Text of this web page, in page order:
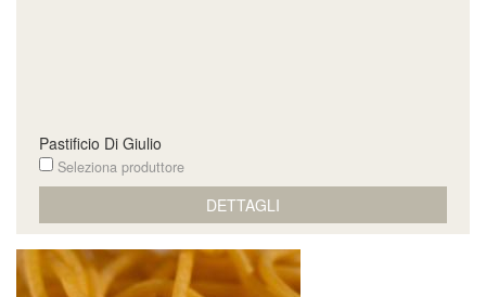
Pastificio Di Giulio
Seleziona produttore
DETTAGLI